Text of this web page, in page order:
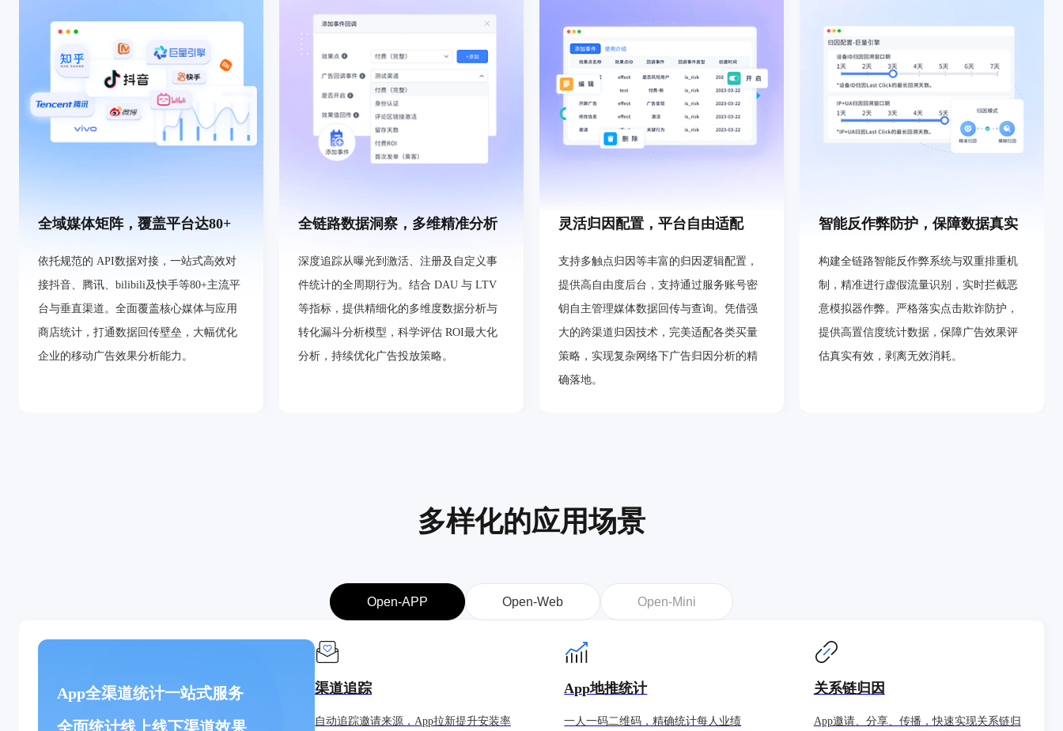
全域媒体矩阵，覆盖平台达80+
依托规范的 API数据对接，一站式高效对
接抖音、腾讯、bilibili及快手等80+主流平
台与垂直渠道。全面覆盖核心媒体与应用
商店统计，打通数据回传壁垒，大幅优化
企业的移动广告效果分析能力。
全链路数据洞察，多维精准分析
深度追踪从曝光到激活、注册及自定义事
件统计的全周期行为。结合 DAU 与 LTV
等指标，提供精细化的多维度数据分析与
转化漏斗分析模型，科学评估 ROI最大化
分析，持续优化广告投放策略。
灵活归因配置，平台自由适配
支持多触点归因等丰富的归因逻辑配置，
提供高自由度后台，支持通过服务账号密
钥自主管理媒体数据回传与查询。凭借强
大的跨渠道归因技术，完美适配各类买量
策略，实现复杂网络下广告归因分析的精
确落地。
智能反作弊防护，保障数据真实
构建全链路智能反作弊系统与双重排重机
制，精准进行虚假流量识别，实时拦截恶
意模拟器作弊。严格落实点击欺诈防护，
提供高置信度统计数据，保障广告效果评
估真实有效，剥离无效消耗。
多样化的应用场景
Open-APP Open-Web Open-Mini
App全渠道统计一站式服务
全面统计线上线下渠道效果
渠道追踪
自动追踪邀请来源，App拉新提升安装率
App地推统计
一人一码二维码，精确统计每人业绩
关系链归因
App邀请、分享、传播，快速实现关系链归